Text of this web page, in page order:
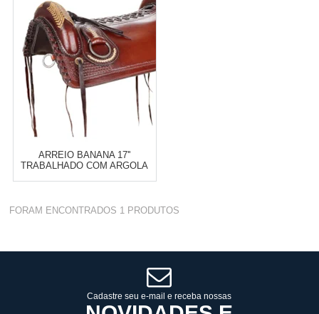
ARREIO BANANA 17''
TRABALHADO COM ARGOLA
Varejo: R$ 4.050,70
10 x de R$ 255,09
FORAM ENCONTRADOS 1 PRODUTOS
Cadastre seu e-mail e receba nossas